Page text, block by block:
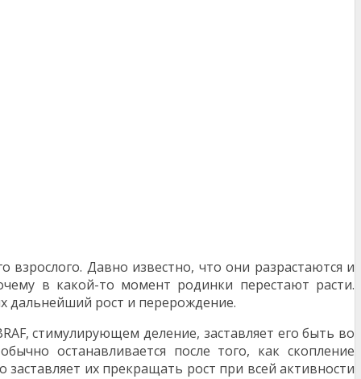
Давно известно, что они разрастаются и
в какой-то момент родинки перестают расти.
дальнейший рост и перерождение.
стимулирующем деление, заставляет его быть во
останавливается после того, как скопление
их прекращать рост при всей активности